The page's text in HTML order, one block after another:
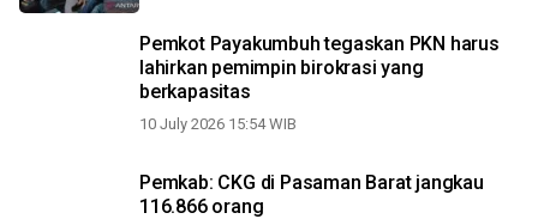
Pemkot Payakumbuh tegaskan PKN harus
lahirkan pemimpin birokrasi yang
berkapasitas
10 July 2026 15:54 WIB
Pemkab: CKG di Pasaman Barat jangkau
116.866 orang